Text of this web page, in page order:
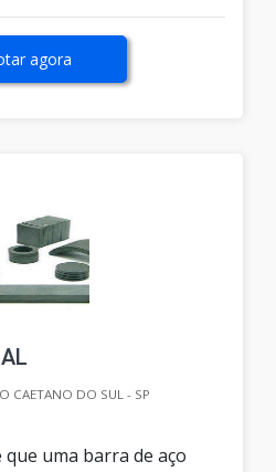
agora
CAETANO DO SUL - SP
que uma barra de aço